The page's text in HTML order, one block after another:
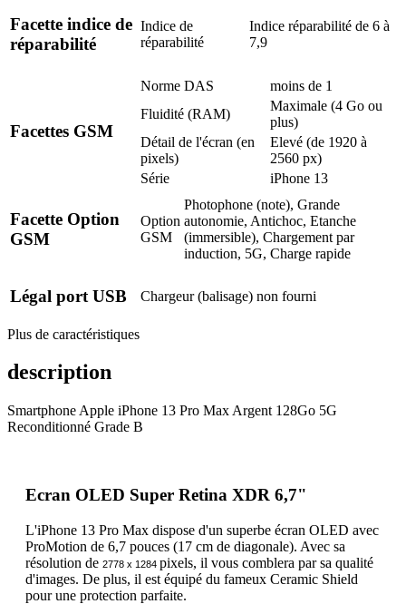
Facette indice de
réparabilité
Indice de
réparabilité
Indice réparabilité de 6 à
7,9
Facettes GSM
Norme DAS
moins de 1
Fluidité (RAM)
Maximale (4 Go ou
plus)
Détail de l'écran (en
pixels)
Elevé (de 1920 à
2560 px)
Série
iPhone 13
Facette Option
GSM
Option
GSM
Photophone (note), Grande
autonomie, Antichoc, Etanche
(immersible), Chargement par
induction, 5G, Charge rapide
Légal port USB Chargeur (balisage) non fourni
Plus de caractéristiques
description
Smartphone Apple iPhone 13 Pro Max Argent 128Go 5G
Reconditionné Grade B
Ecran OLED Super Retina XDR 6,7"
L'iPhone 13 Pro Max dispose d'un superbe écran OLED avec
ProMotion de 6,7 pouces (17 cm de diagonale). Avec sa
résolution de 2778 x 1284 pixels, il vous comblera par sa qualité
d'images. De plus, il est équipé du fameux Ceramic Shield
pour une protection parfaite.